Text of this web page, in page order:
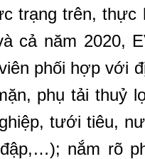
trạng trên, thực
cả năm 2020,
phối hợp với
phụ tải thuỷ
tưới tiêu,
nắm rõ